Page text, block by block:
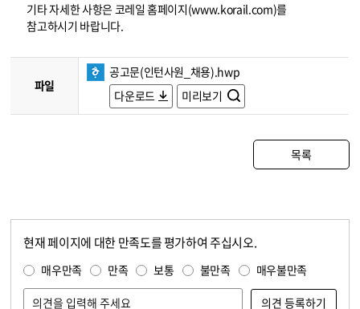
기타 자세한 사항은 코레일 홈페이지(www.korail.com)를
참고하시기 바랍니다.
파일
공고문(인턴사원_채용).hwp
다운로드
미리보기
목록
현재 페이지에 대한 만족도를 평가하여 주십시오.
매우만족 만족 보통 불만족 매우불만족